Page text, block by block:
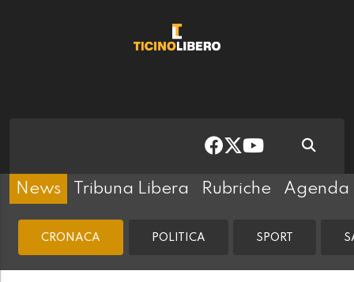
News Tribuna Libera Rubriche Agenda
CRONACA POLITICA SPORT